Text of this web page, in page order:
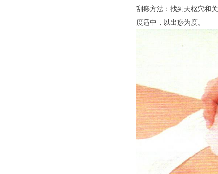
刮痧方法：找到天枢穴和
度适中，以出痧为度。